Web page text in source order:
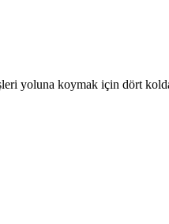
yoluna koymak için dört